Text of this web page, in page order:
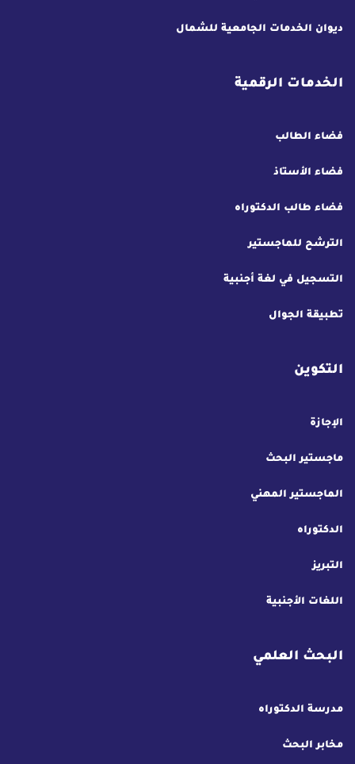
ديوان الخدمات الجامعية للشمال
الخدمات الرقمية
فضاء الطالب
فضاء الأستاذ
فضاء طالب الدكتوراه
الترشح للماجستير
التسجيل في لغة أجنبية
تطبيقة الجوال
التكوين
الإجازة
ماجستير البحث
الماجستير المهني
الدكتوراه
التبريز
اللغات الأجنبية
البحث العلمي
مدرسة الدكتوراه
مخابر البحث